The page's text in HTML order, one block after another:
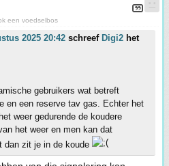
een voedselbos
2025 20:42 schreef Digi2 het
gebruikers wat betreft
en een reserve tav gas. Echter het
weer gedurende de koudere
het weer en men kan dat
dan zit je in de koude